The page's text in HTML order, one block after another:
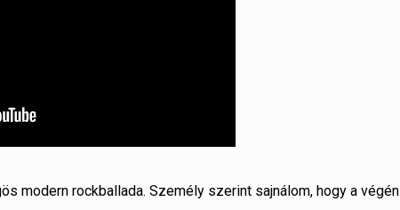
modern rockballada. Személy szerint sajnálom, hogy a végén